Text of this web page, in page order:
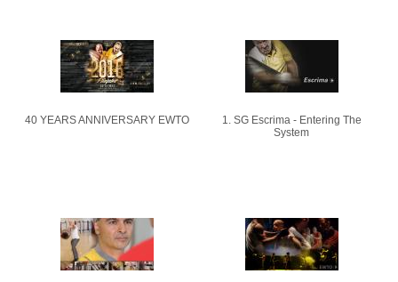
40 YEARS ANNIVERSARY EWTO
1. SG Escrima - Entering The
System